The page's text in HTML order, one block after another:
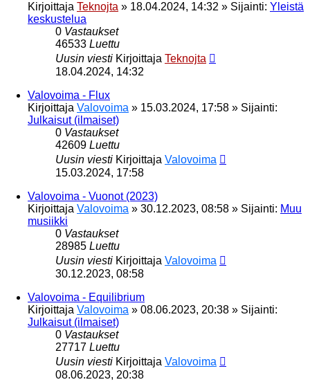
Kirjoittaja Teknojta » 18.04.2024, 14:32 » Sijainti: Yleistä
keskustelua
0 Vastaukset
46533 Luettu
Uusin viesti Kirjoittaja Teknojta
18.04.2024, 14:32
Valovoima - Flux
Kirjoittaja Valovoima » 15.03.2024, 17:58 » Sijainti:
Julkaisut (ilmaiset)
0 Vastaukset
42609 Luettu
Uusin viesti Kirjoittaja Valovoima
15.03.2024, 17:58
Valovoima - Vuonot (2023)
Kirjoittaja Valovoima » 30.12.2023, 08:58 » Sijainti: Muu
musiikki
0 Vastaukset
28985 Luettu
Uusin viesti Kirjoittaja Valovoima
30.12.2023, 08:58
Valovoima - Equilibrium
Kirjoittaja Valovoima » 08.06.2023, 20:38 » Sijainti:
Julkaisut (ilmaiset)
0 Vastaukset
27717 Luettu
Uusin viesti Kirjoittaja Valovoima
08.06.2023, 20:38